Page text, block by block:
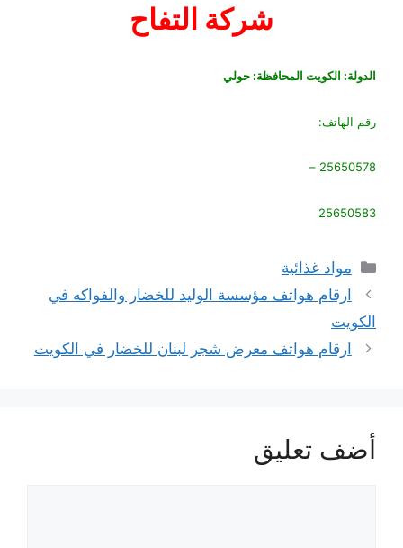
شركة التفاح
الدولة: الكويت المحافظة: حولي
رقم الهاتف:
25650578 –
25650583
التصنيفات
مواد غذائية
ارقام هواتف مؤسسة الوليد للخضار والفواكه في
الكويت
ارقام هواتف معرض شجر لبنان للخضار في الكويت
أضف تعليق